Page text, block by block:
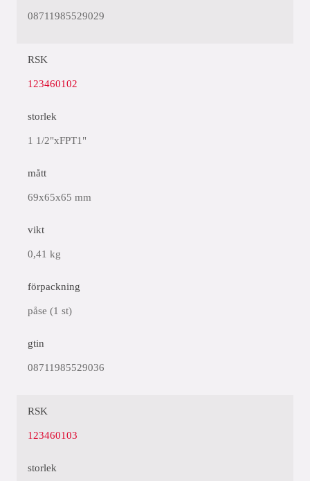
08711985529029
RSK
123460102
storlek
1 1/2"xFPT1"
mått
69x65x65 mm
vikt
0,41 kg
förpackning
påse (1 st)
gtin
08711985529036
RSK
123460103
storlek